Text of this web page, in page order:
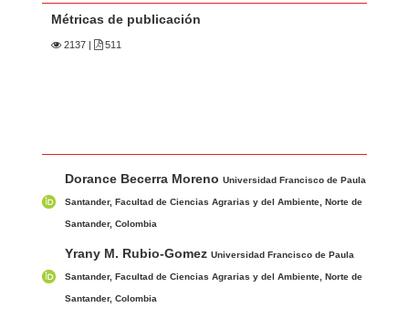
Métricas de publicación
2137 511
t
e
Dorance Becerra MorenoUniversidad Francisco de Paula
Santander, Facultad de Ciencias Agrarias y del Ambiente, Norte de
Santander, Colombia
Yrany M. Rubio-GomezUniversidad Francisco de Paula
Santander, Facultad de Ciencias Agrarias y del Ambiente, Norte de
Santander, Colombia